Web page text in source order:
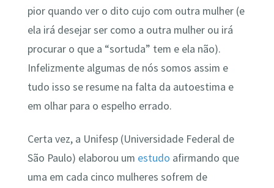
pior quando ver o dito cujo com outra mulher (e
ela irá desejar ser como a outra mulher ou irá
procurar o que a “sortuda” tem e ela não).
Infelizmente algumas de nós somos assim e
tudo isso se resume na falta da autoestima e
em olhar para o espelho errado.
Certa vez, a Unifesp (Universidade Federal de
São Paulo) elaborou um estudo afirmando que
uma em cada cinco mulheres sofrem de